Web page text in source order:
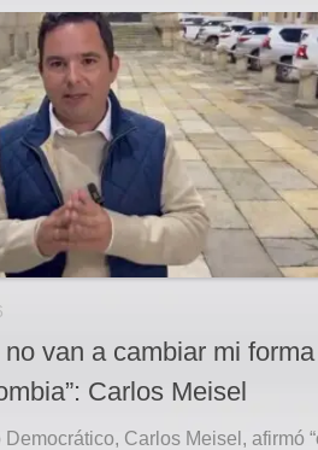
no van a cambiar mi
Carlos Meisel
Carlos Meisel, afirmó